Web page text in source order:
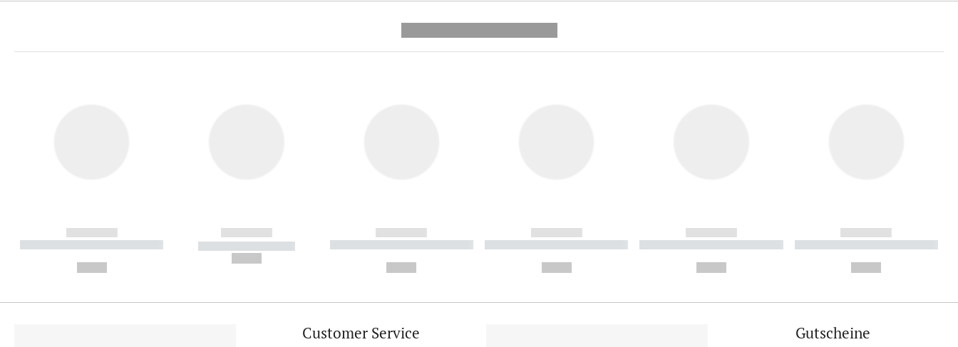
------------
----------- ----------- ----------
------------
----------- -----------
------------
----------- ----------- ----------
------------
----------- ----------- ----------
------------
----------- ----------- ----------
------------
----------- ----------- ----------
Customer Service Gutscheine